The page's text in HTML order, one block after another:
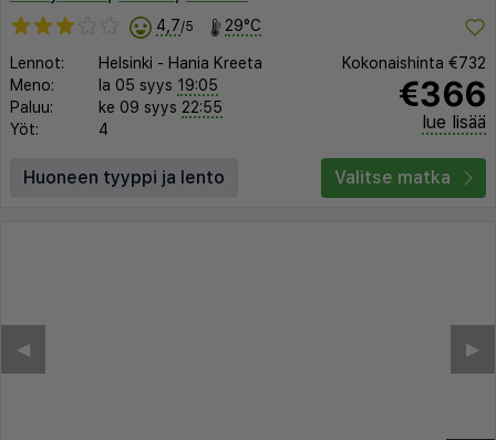
4,7/5 29°C
Lennot: Helsinki - Hania Kreeta
Meno:
la 05 syys 19:05
Paluu:
ke 09 syys 22:55
Yöt:
4
Kokonaishinta €732
€366
lue lisää
Huoneen tyyppi ja lento Valitse matka
▶︎
◀︎